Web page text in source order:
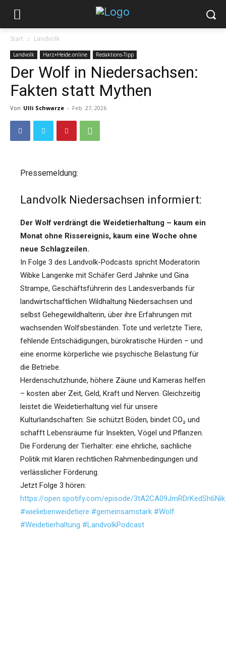
Start Landvolk
Landvolk Harz+Heide.online Redaktions-Tipp
Der Wolf in Niedersachsen:
Fakten statt Mythen
Von Ulli Schwarze - Feb. 27, 2026
Pressemeldung:
Landvolk Niedersachsen informiert:
Der Wolf verdrängt die Weidetierhaltung – kaum ein
Monat ohne Rissereignis, kaum eine Woche ohne
neue Schlagzeilen.
In Folge 3 des Landvolk-Podcasts spricht Moderatorin
Wibke Langenke mit Schäfer Gerd Jahnke und Gina
Strampe, Geschäftsführerin des Landesverbands für
landwirtschaftlichen Wildhaltung Niedersachsen und
selbst Gehegewildhalterin, über ihre Erfahrungen mit
wachsenden Wolfsbeständen. Tote und verletzte Tiere,
fehlende Entschädigungen, bürokratische Hürden – und
eine enorme körperliche wie psychische Belastung für
die Betriebe.
Herdenschutzhunde, höhere Zäune und Kameras helfen
– kosten aber Zeit, Geld, Kraft und Nerven. Gleichzeitig
leistet die Weidetierhaltung viel für unsere
Kulturlandschaften: Sie schützt Böden, bindet CO₂ und
schafft Lebensräume für Insekten, Vögel und Pflanzen.
Die Forderung der Tierhalter: eine ehrliche, sachliche
Politik mit klaren rechtlichen Rahmenbedingungen und
verlässlicher Förderung.
Jetzt Folge 3 hören:
https://open.spotify.com/episode/3tA2CA09JmRDrKedSh6Nik
#wieliebenweidetiere #gemeinsamstark #Wolf
#Weidetierhaltung #LandvolkPodcast